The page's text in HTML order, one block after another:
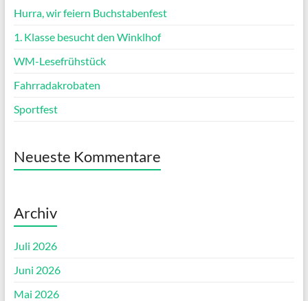
Hurra, wir feiern Buchstabenfest
1. Klasse besucht den Winklhof
WM-Lesefrühstück
Fahrradakrobaten
Sportfest
Neueste Kommentare
Archiv
Juli 2026
Juni 2026
Mai 2026